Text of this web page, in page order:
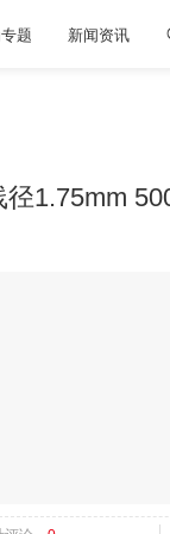
题 新闻资讯
1.75mm